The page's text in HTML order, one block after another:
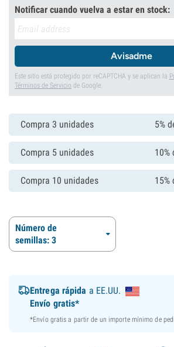
Notificar cuando vuelva a estar en stock:
Avisadme
Este sitio está protegido por reCAPTCHA y se aplican la
Términos de Servicio de Google.
Compra 3 unidades 5%
Compra 5 unidades 10%
Compra 10 unidades 15%
Número de
semillas: 3
Entrega rápida a EE.UU.
Envío gratis*
*Envío gratis a partir de un importe mínimo de